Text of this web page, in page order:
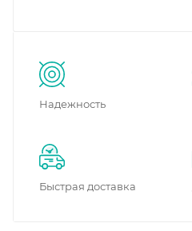
Надежность
Быстрая доставка